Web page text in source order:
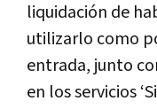
liquidación de
utilizarlo como
entrada, junto
en los servicios